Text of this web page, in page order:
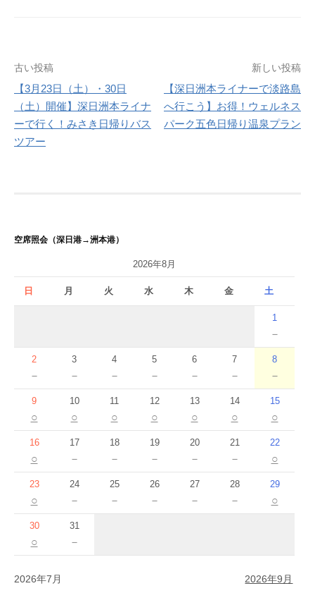
投
稿
ナ
ビ
ョ
ン
古い投稿
【3月23日（土）・30日
（土）開催】深日洲本ライナ
ーで行く！みさき日帰りバス
ツアー
新しい投稿
【深日洲本ライナーで淡路島
へ行こう】お得！ウェルネス
パーク五色日帰り温泉プラン
空席照会（深日港→洲本港）
2026年8月
日 月 火 水 木 金 土
1
－
2
－
3
－
4
－
5
－
6
－
7
－
8
－
9
○
10
○
11
○
12
○
13
○
14
○
15
○
16
○
17
－
18
－
19
－
20
－
21
－
22
○
23
○
24
－
25
－
26
－
27
－
28
－
29
○
30
○
31
－
2026年7月 2026年9月